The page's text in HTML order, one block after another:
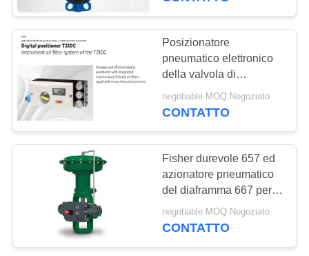
DEL
SITO
INFORMATIVA
SULLA
PRIVACY
Posizionatore
pneumatico elettronico
della valvola di
regolazione del
posizionatore della
negotiable MOQ:Negoziato
CONTATTO
Fisher durevole 657 ed
azionatore pneumatico
del diaframma 667 per la
valvola di regolazione
negotiable MOQ:Negoziato
CONTATTO